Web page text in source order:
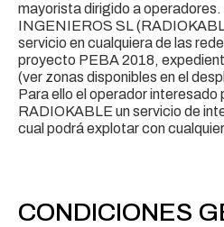
mayorista dirigido a
INGENIEROS SL
servicio en cualquiera de las
proyecto PEBA 2018,
(ver zonas disponibles en el
Para ello el operador
RADIOKABLE un servicio de
cual podrá explotar con
CONDICIONES